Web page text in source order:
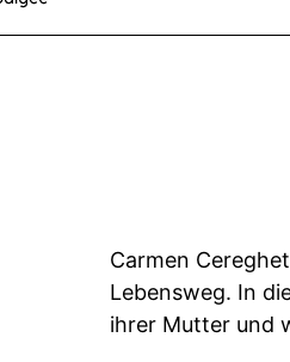
Carmen
Lebensweg. In
ihrer Mutter und